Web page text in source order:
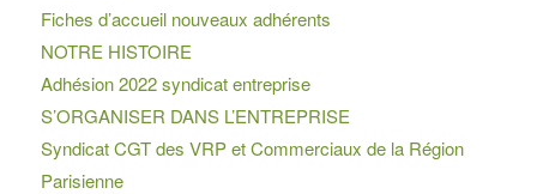
Fiches d’accueil nouveaux adhérents
NOTRE HISTOIRE
Adhésion 2022 syndicat entreprise
S’ORGANISER DANS L’ENTREPRISE
Syndicat CGT des VRP et Commerciaux de la Région
Parisienne